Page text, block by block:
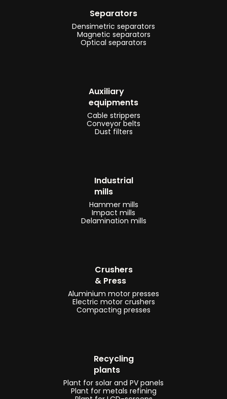
Separators
Densimetric separators
Magnetic separators
Optical separators
Auxiliary
equipments
Cable strippers
Conveyor belts
Dust filters
Industrial
mills
Hammer mills
Impact mills
Delamination mills
Crushers
& Press
Aluminium motor presses
Electric motor crushers
Compacting presses
Recycling
plants
Plant for solar and PV panels
Plant for metals refining